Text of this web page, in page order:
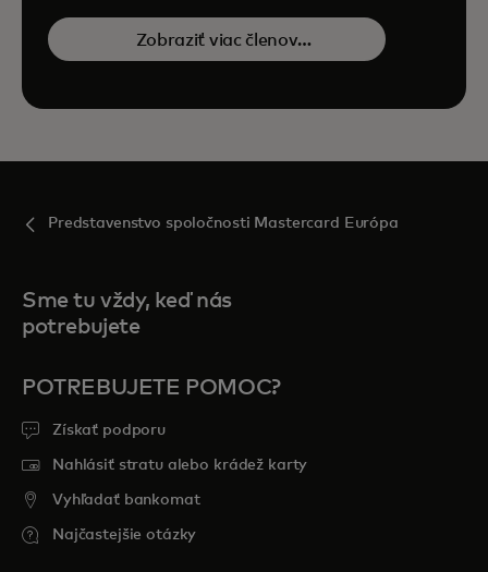
Zobraziť viac členov
Predstavenstvo spoločnosti Mastercard Európa
Sme tu vždy, keď nás
potrebujete
POTREBUJETE POMOC?
Získať podporu
Nahlásiť stratu alebo krádež karty
Vyhľadať bankomat
Najčastejšie otázky